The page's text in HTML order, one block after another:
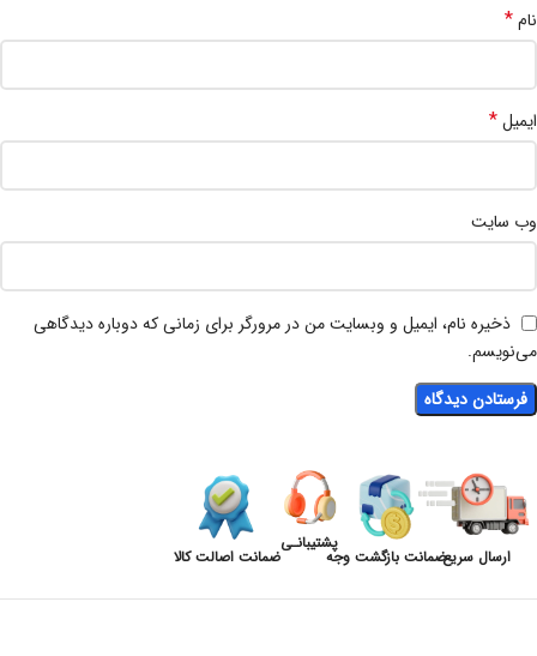
نام*
ایمیل*
وب‌ سایت
ذخیره نام، ایمیل و وبسایت من در مرورگر برای زمانی که دوباره دیدگاهی
می‌نویسم.
ارسال سریعضمانت بازگشت وجه
پشتیبانـی
ضمانت اصالت کالا